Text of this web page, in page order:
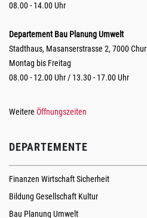
08.00 - 14.00 Uhr
Departement Bau Planung Umwelt
Stadthaus, Masanserstrasse 2, 7000 Chur
Montag bis Freitag
08.00 - 12.00 Uhr / 13.30 - 17.00 Uhr
Weitere Öffnungszeiten
DEPARTEMENTE
Finanzen Wirtschaft Sicherheit
Bildung Gesellschaft Kultur
Bau Planung Umwelt